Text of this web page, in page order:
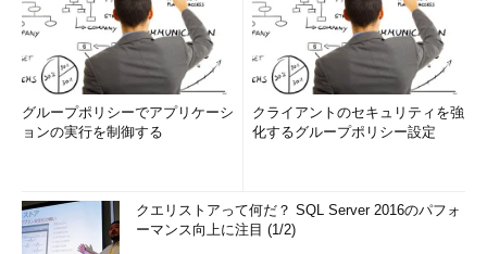
グループポリシーでアプリケーシ
ョンの実行を制御する
クライアントのセキュリティを強
化するグループポリシー設定
クエリストアって何だ？ SQL Server 2016のパフォ
ーマンス向上に注目 (1/2)